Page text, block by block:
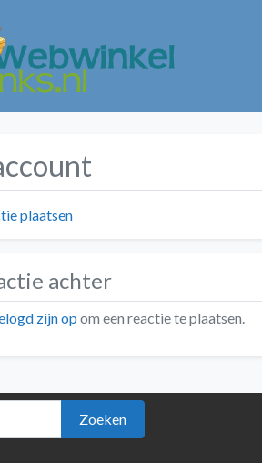
plaatsen
achter
zijn op om een reactie te plaatsen.
Zoeken